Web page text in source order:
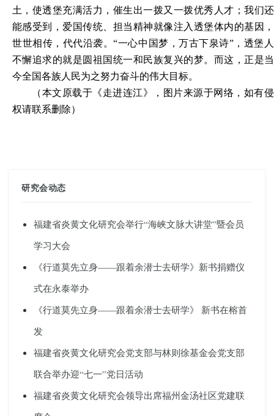
土，使透堡充满活力，催生出一拨又一拨优秀人才；我们还
能感受到，爱国传统、担当精神就像注入透堡体内的基因，
世世相传，代代沿袭。“一心中国梦，万古下泉诗”，透堡人
不懈追求的就是圆祖国统一和民族复兴的梦。而这，正是当
今全国各族人民为之努力奋斗的伟大目标。
（本文原载于《走进连江》，图片来源于网络，如有侵
权请联系删除）
研究会动态
福建省炎黄文化研究会举行“海峡文脉大讲堂”暨会员
学习大会
《行道莫先立身——跟着余潜士去研学》新书捐赠仪
式在永泰举办
《行道莫先立身——跟着余潜士去研学》 新书在榕首
发
福建省炎黄文化研究会党支部与林则徐基金会党支部
联合举办迎“七一”党日活动
福建省炎黄文化研究会领导出席福州金汤社区党建联